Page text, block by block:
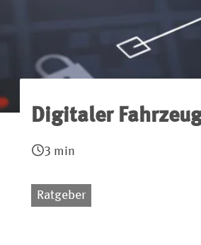
Digitaler
3 min
Ratgeber